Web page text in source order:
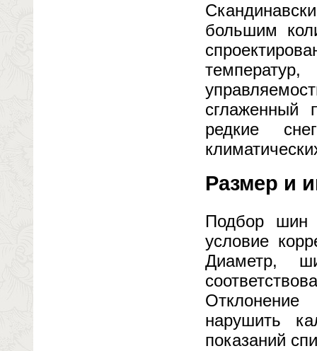
большим
сглаженный
редкие
Размер и
Подбор шин
условие
Диаметр,
нарушить
показаний